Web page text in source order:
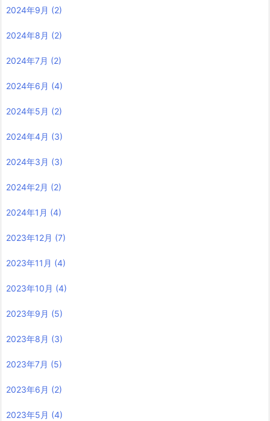
2024年9月 (2)
2024年8月 (2)
2024年7月 (2)
2024年6月 (4)
2024年5月 (2)
2024年4月 (3)
2024年3月 (3)
2024年2月 (2)
2024年1月 (4)
2023年12月 (7)
2023年11月 (4)
2023年10月 (4)
2023年9月 (5)
2023年8月 (3)
2023年7月 (5)
2023年6月 (2)
2023年5月 (4)